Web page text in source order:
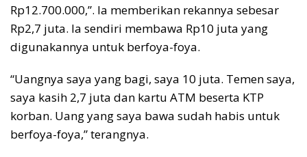
Rp12.700.000,”. Ia memberikan rekannya sebesar
Rp2,7 juta. Ia sendiri membawa Rp10 juta yang
digunakannya untuk berfoya-foya.
“Uangnya saya yang bagi, saya 10 juta. Temen saya,
saya kasih 2,7 juta dan kartu ATM beserta KTP
korban. Uang yang saya bawa sudah habis untuk
berfoya-foya,” terangnya.